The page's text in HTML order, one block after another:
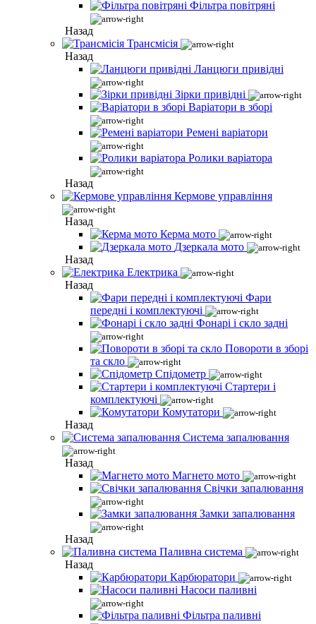
Фільтра повітряні
Назад
Трансмісія
Назад
Ланцюги привідні
Зірки привідні
Варіатори в зборі
Ремені варіатори
Ролики варіатора
Назад
Кермове управління
Назад
Керма мото
Дзеркала мото
Назад
Електрика
Назад
Фари
передні і комплектуючі
Фонарі і скло задні
Повороти в зборі
та скло
Спідометр
Стартери і
комплектуючі
Комутатори
Назад
Система запалювання
Назад
Магнето мото
Свічки запалювання
Замки запалювання
Назад
Паливна система
Назад
Карбюратори
Насоси паливні
Фільтра паливні